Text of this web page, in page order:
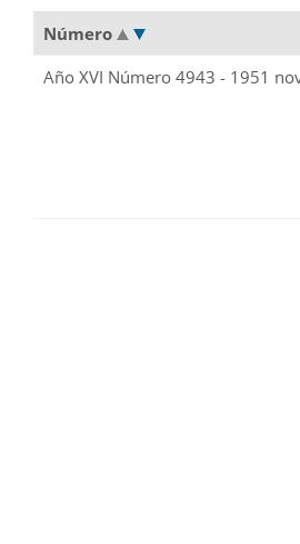
Número
Año XVI Número 4943 - 1951